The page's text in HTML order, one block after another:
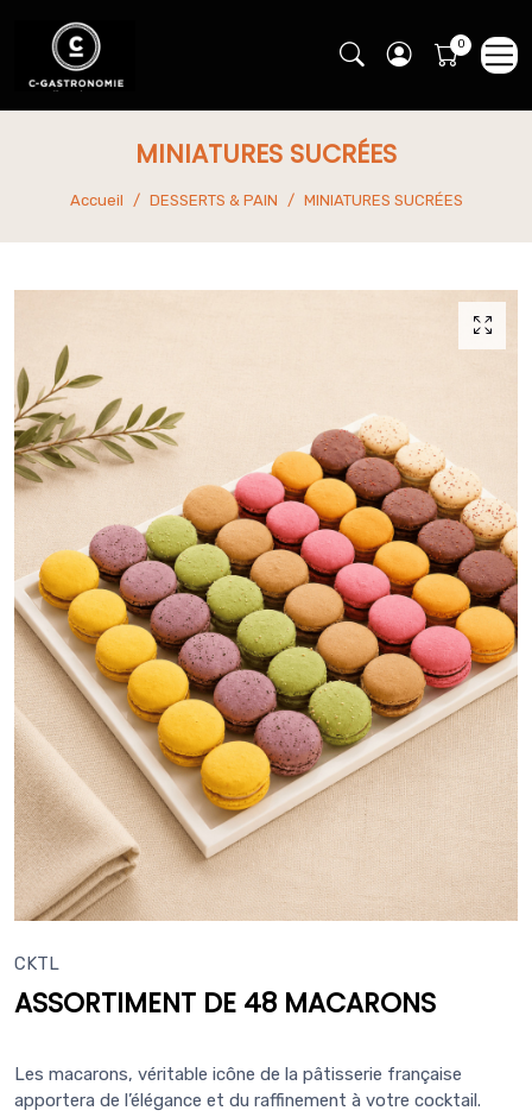
MINIATURES SUCRÉES
Accueil DESSERTS & PAIN MINIATURES SUCRÉES
CKTL
ASSORTIMENT DE 48 MACARONS
Les macarons, véritable icône de la pâtisserie française
apportera de l’élégance et du raffinement à votre cocktail.